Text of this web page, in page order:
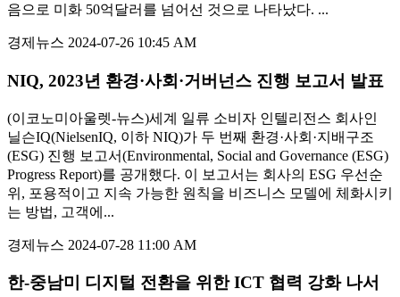
음으로 미화 50억달러를 넘어선 것으로 나타났다. ...
경제뉴스 2024-07-26 10:45 AM
NIQ, 2023년 환경·사회·거버넌스 진행 보고서 발표
(이코노미아울렛-뉴스)세계 일류 소비자 인텔리전스 회사인
닐슨IQ(NielsenIQ, 이하 NIQ)가 두 번째 환경·사회·지배구조
(ESG) 진행 보고서(Environmental, Social and Governance (ESG)
Progress Report)를 공개했다. 이 보고서는 회사의 ESG 우선순
위, 포용적이고 지속 가능한 원칙을 비즈니스 모델에 체화시키
는 방법, 고객에...
경제뉴스 2024-07-28 11:00 AM
한-중남미 디지털 전환을 위한 ICT 협력 강화 나서